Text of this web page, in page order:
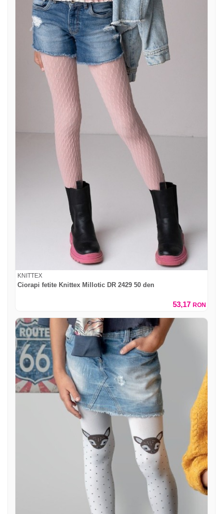
KNITTEX
Ciorapi fetite Knittex Millotic DR 2429 50 den
53,17 RON